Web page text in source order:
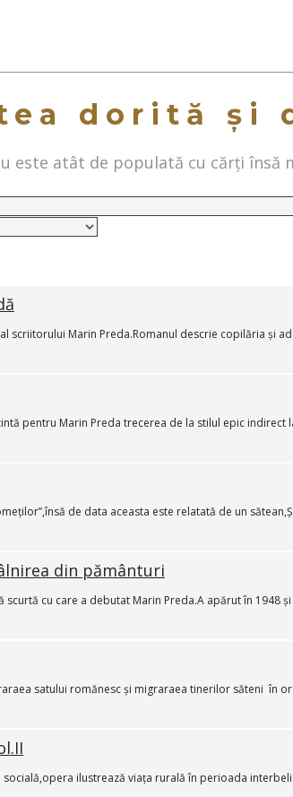
dorită și
este atât de populată cu cărți însă
scriitorului Marin Preda.Romanul descrie copilăria și
pentru Marin Preda trecerea de la stilul epic indirect
de data aceasta este relatată de un
din pământuri
cu care a debutat Marin Preda.A apărut în 1948 și
satului romănesc și migraraea tinerilor săteni în
ilustrează viața rurală în perioada